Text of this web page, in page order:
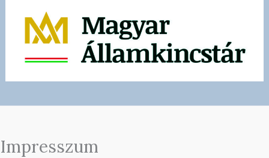
Impresszum